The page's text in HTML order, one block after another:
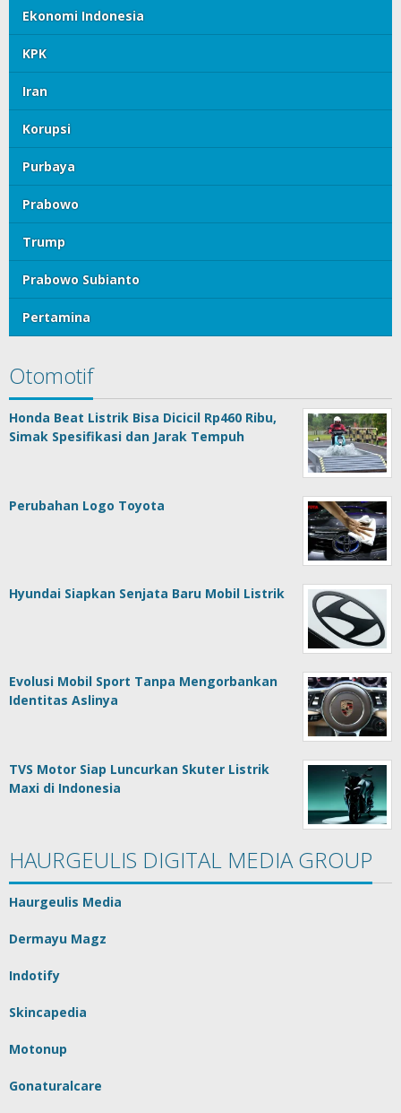
Ekonomi Indonesia
KPK
Iran
Korupsi
Purbaya
Prabowo
Trump
Prabowo Subianto
Pertamina
Otomotif
Honda Beat Listrik Bisa Dicicil Rp460 Ribu,
Simak Spesifikasi dan Jarak Tempuh
Perubahan Logo Toyota
Hyundai Siapkan Senjata Baru Mobil Listrik
Evolusi Mobil Sport Tanpa Mengorbankan
Identitas Aslinya
TVS Motor Siap Luncurkan Skuter Listrik
Maxi di Indonesia
HAURGEULIS DIGITAL MEDIA GROUP
Haurgeulis Media
Dermayu Magz
Indotify
Skincapedia
Motonup
Gonaturalcare